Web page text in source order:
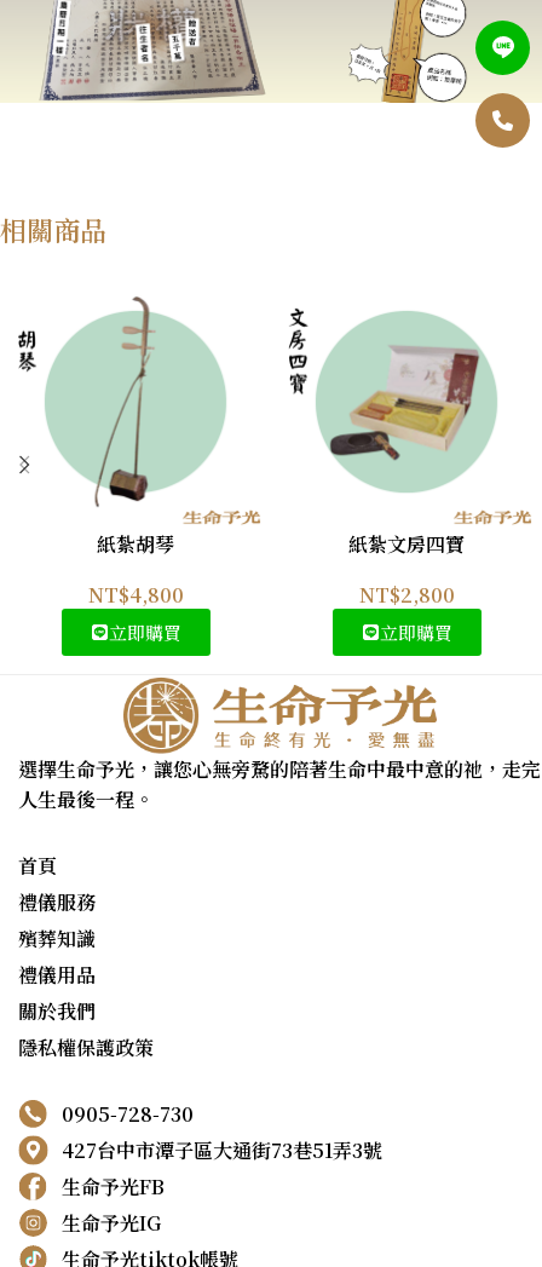
相關商品
紙紮胡琴
NT$4,800
立即購買
紙紮文房四寶
NT$2,800
立即購買
選擇生命予光，讓您心無旁騖的陪著生命中最中意的祂，走完
人生最後一程。
首頁
禮儀服務
殯葬知識
禮儀用品
關於我們
隱私權保護政策
0905-728-730
427台中市潭子區大通街73巷51弄3號
生命予光FB
生命予光IG
生命予光tiktok帳號